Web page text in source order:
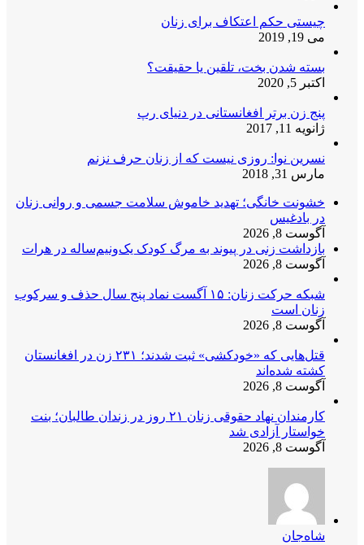
چیستی حکم اعتکاف برای زنان
می 19, 2019
بسته شدن بخت، تلقین یا حقیقت؟
اکتبر 5, 2020
پنج زن برتر افغانستانی در دنیای رپ
ژانویه 11, 2017
نسرین نوا: روزی نیست که از زنان حرف نزنم
مارس 31, 2018
خشونت خانگی؛ تهدید خاموش سلامت جسمی و روانی زنان
در بادغیس
آگوست 8, 2026
بازداشت زنی در پیوند به مرگ کودک یک‌ونیم‌ساله در هرات
آگوست 8, 2026
شبکه حرکت زنان: ۱۵ آگست نماد پنج سال حذف و سرکوب
زنان است
آگوست 8, 2026
قتل‌هایی که «خودکشی» ثبت شدند؛ ۲۳۱ زن در افغانستان
کشته شده‌اند
آگوست 8, 2026
کارمندان نهاد حقوقی زنان ۲۱ روز در زندان طالبان؛ بنت
خواستار آزادی شد
آگوست 8, 2026
شاه‌جان